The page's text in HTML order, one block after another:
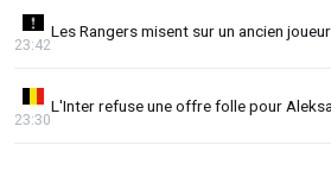
Les Rangers misent sur un ancien
23:42
L'Inter refuse une offre folle pour
23:30